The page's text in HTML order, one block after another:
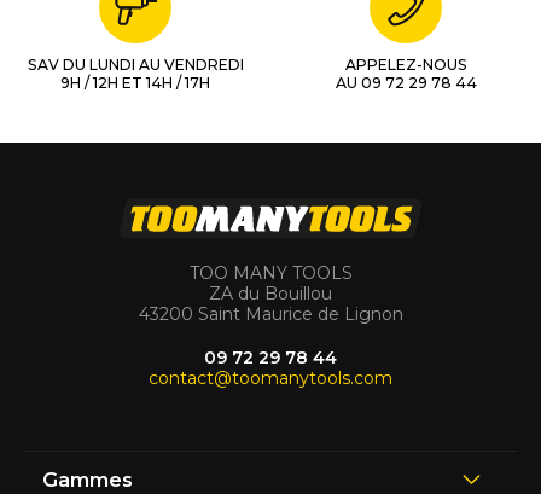
SAV DU LUNDI AU VENDREDI
9H / 12H ET 14H / 17H
APPELEZ-NOUS
AU 09 72 29 78 44
TOO MANY TOOLS
ZA du Bouillou
43200 Saint Maurice de Lignon
09 72 29 78 44
contact@toomanytools.com
Gammes